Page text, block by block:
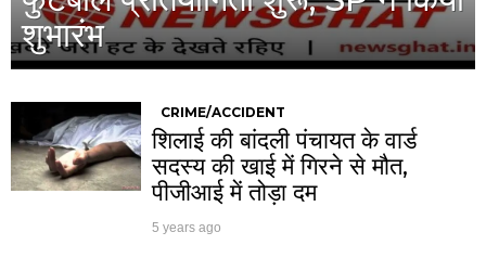
शुभारंभ
CRIME/ACCIDENT
शिलाई की बांदली पंचायत के वार्ड
सदस्य की खाई में गिरने से मौत,
पीजीआई में तोड़ा दम
5 years ago